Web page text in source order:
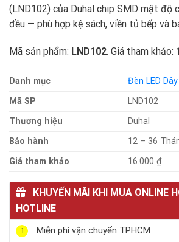
(LND102) của Duhal chip SMD mật độ
đều — phù hợp kệ sách, viền tủ bếp và
Mã sản phẩm: LND102. Giá tham khảo:
Danh mục
Đèn LED Dây
Mã SP
LND102
Thương hiệu
Duhal
Bảo hành
12 – 36
Giá tham khảo
16.000 ₫
KHUYẾN MÃI KHI MUA ONLINE
HOTLINE
1 Miễn phí vận chuyển TPHCM